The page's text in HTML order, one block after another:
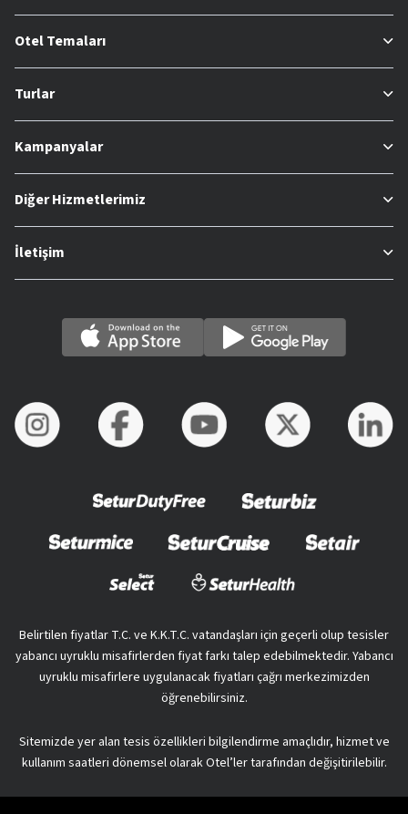
Otel Temaları
Turlar
Kampanyalar
Diğer Hizmetlerimiz
İletişim
Belirtilen fiyatlar T.C. ve K.K.T.C. vatandaşları için geçerli olup tesisler
yabancı uyruklu misafirlerden fiyat farkı talep edebilmektedir. Yabancı
uyruklu misafirlere uygulanacak fiyatları çağrı merkezimizden
öğrenebilirsiniz.
Sitemizde yer alan tesis özellikleri bilgilendirme amaçlıdır, hizmet ve
kullanım saatleri dönemsel olarak Otel’ler tarafından değişitirilebilir.